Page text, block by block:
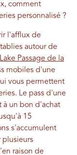
comment
personnalisé ?
l'afflux de
autour de
Passage de la
mobiles d'une
vous permettent
Le pass d'une
à un bon d'achat
15
s'accumulent
plusieurs
raison de